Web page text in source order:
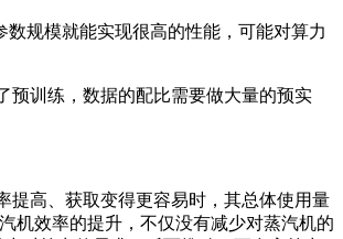
规模就能实现很高的性能，可能对算力
预训练，数据的配比需要做大量的预实
高、获取变得更容易时，其总体使用量
机效率的提升，不仅没有减少对蒸汽机的